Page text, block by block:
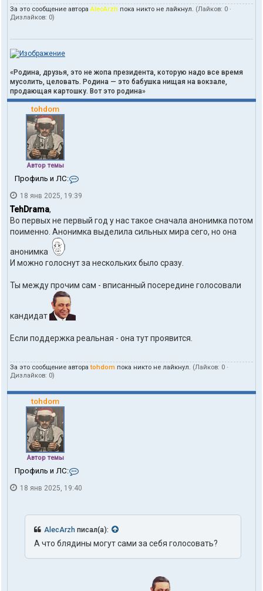
За это сообщение автораAlecArzh пока никто не лайкнул. (Лайков: 0 ·
Дизлайков: 0)
«Родина, друзья, это не жопа президента, которую надо все время
мусолить, целовать. Родина — это бабушка нищая на вокзале,
продающая картошку. Вот это родина»
tohdom
Автор темы
Профиль и ЛС:
н
к
т
о
з
е
t
d
18 янв 2025, 19:39
TehDrama,
Во первых не первый год у нас такое сначала анонимка потом
поименно. Анонимка выделила сильных мира сего, но она
анонимка
И можно голоснут за нескольких было сразу.
Ты между прочим сам - вписанный посередине голосовали
кандидат
Если поддержка реальная - она тут проявится.
За это сообщение автораtohdom пока никто не лайкнул. (Лайков: 0 ·
Дизлайков: 0)
tohdom
Автор темы
Профиль и ЛС:
н
к
т
п
18 янв 2025, 19:40
AlecArzh писал(а):
А что блядины могут сами за себя голосовать?